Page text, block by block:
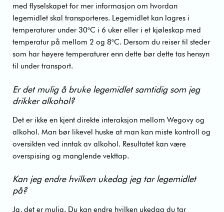
med flyselskapet for mer informasjon om hvordan
legemidlet skal transporteres. Legemidlet kan lagres i
temperaturer under 30°C i 6 uker eller i et kjøleskap med
temperatur på mellom 2 og 8°C. Dersom du reiser til steder
som har høyere temperaturer enn dette bør dette tas hensyn
til under transport.
Er det mulig å bruke legemidlet samtidig som jeg
drikker alkohol?
Det er ikke en kjent direkte interaksjon mellom Wegovy og
alkohol. Man bør likevel huske at man kan miste kontroll og
oversikten ved inntak av alkohol. Resultatet kan være
overspising og manglende vekttap.
Kan jeg endre hvilken ukedag jeg tar legemidlet
på?
Ja, det er mulig. Du kan endre hvilken ukedag du tar